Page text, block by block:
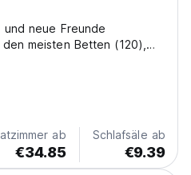
neue Freunde
meisten Betten (120),
zentralen Lage und in
ab
€34.85
Schlafsäle ab
€9.39